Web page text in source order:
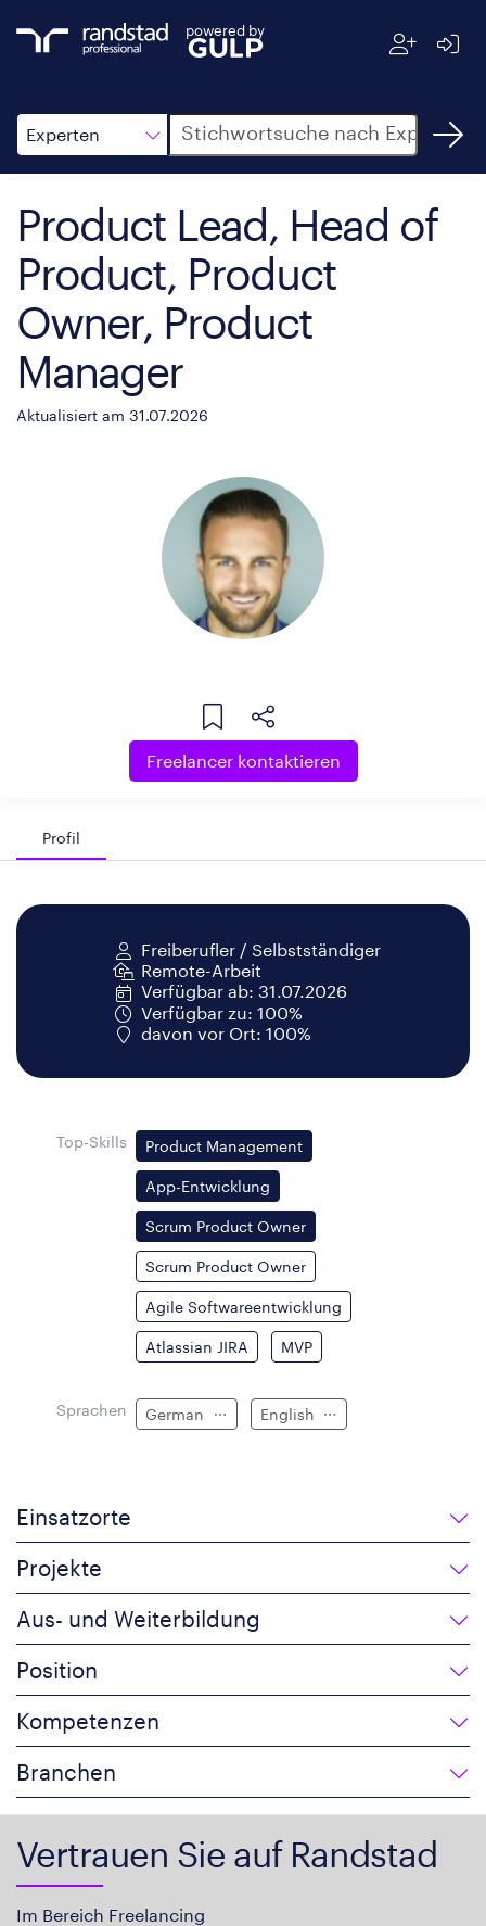
powered by
Experten
Suche
Product Lead, Head of
Product, Product
Owner, Product
Manager
Aktualisiert am 31.07.2026
Freelancer kontaktieren
Profil
Freiberufler / Selbstständiger
Remote-Arbeit
Verfügbar ab: 31.07.2026
Verfügbar zu: 100%
davon vor Ort: 100%
Top-Skills Product Management
App-Entwicklung
Scrum Product Owner
Scrum Product Owner
Agile Softwareentwicklung
Atlassian JIRA MVP
Sprachen German English
Einsatzorte
Projekte
Aus- und Weiterbildung
Position
Kompetenzen
Branchen
Vertrauen Sie auf Randstad
Im Bereich Freelancing